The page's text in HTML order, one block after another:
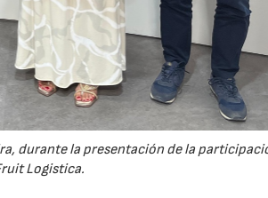
durante la presentación de la
Logistica.